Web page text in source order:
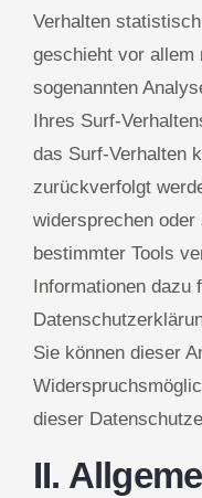
Verhalten
geschieht vor allem
sogenannten
Ihres Surf-
das Surf-Verhalten
zurückverfolgt
widersprechen
bestimmter Tools
Informationen dazu
Sie können dieser
dieser
II.